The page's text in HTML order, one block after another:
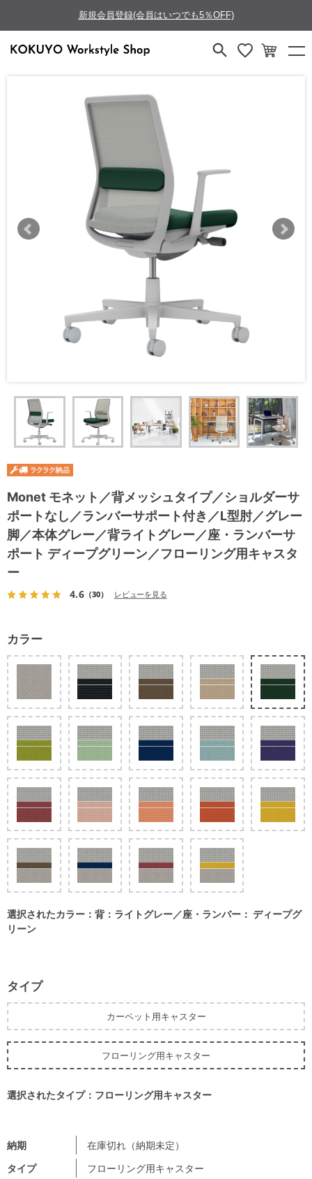
新規会員登録(会員はいつでも5％OFF)
Monet モネット／背メッシュタイプ／ショルダーサ
ポートなし／ランバーサポート付き／L型肘／グレー
脚／本体グレー／背ライトグレー／座・ランバーサ
ポート ディープグリーン／フローリング用キャスタ
ー
4.6（30） レビューを見る
納期
在庫切れ（納期未定）
タイプ
フローリング用キャスター
カラー
選択されたカラー：背：ライトグレー／座・ランバー： ディープグ
リーン
タイプ
カーペット用キャスター
フローリング用キャスター
選択されたタイプ：フローリング用キャスター